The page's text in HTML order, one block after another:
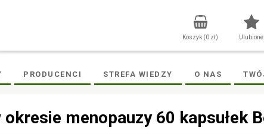
Ulubione
Koszyk (0 zł)
PRODUCENCI STREFA WIEDZY O NAS
menopauzy 60 kapsułek